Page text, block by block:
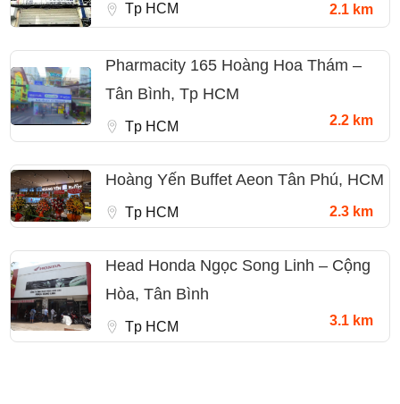
Tp HCM 2.1 km
Pharmacity 165 Hoàng Hoa Thám –
Tân Bình, Tp HCM
Tp HCM 2.2 km
Hoàng Yến Buffet Aeon Tân Phú, HCM
Tp HCM 2.3 km
Head Honda Ngọc Song Linh – Cộng
Hòa, Tân Bình
Tp HCM 3.1 km